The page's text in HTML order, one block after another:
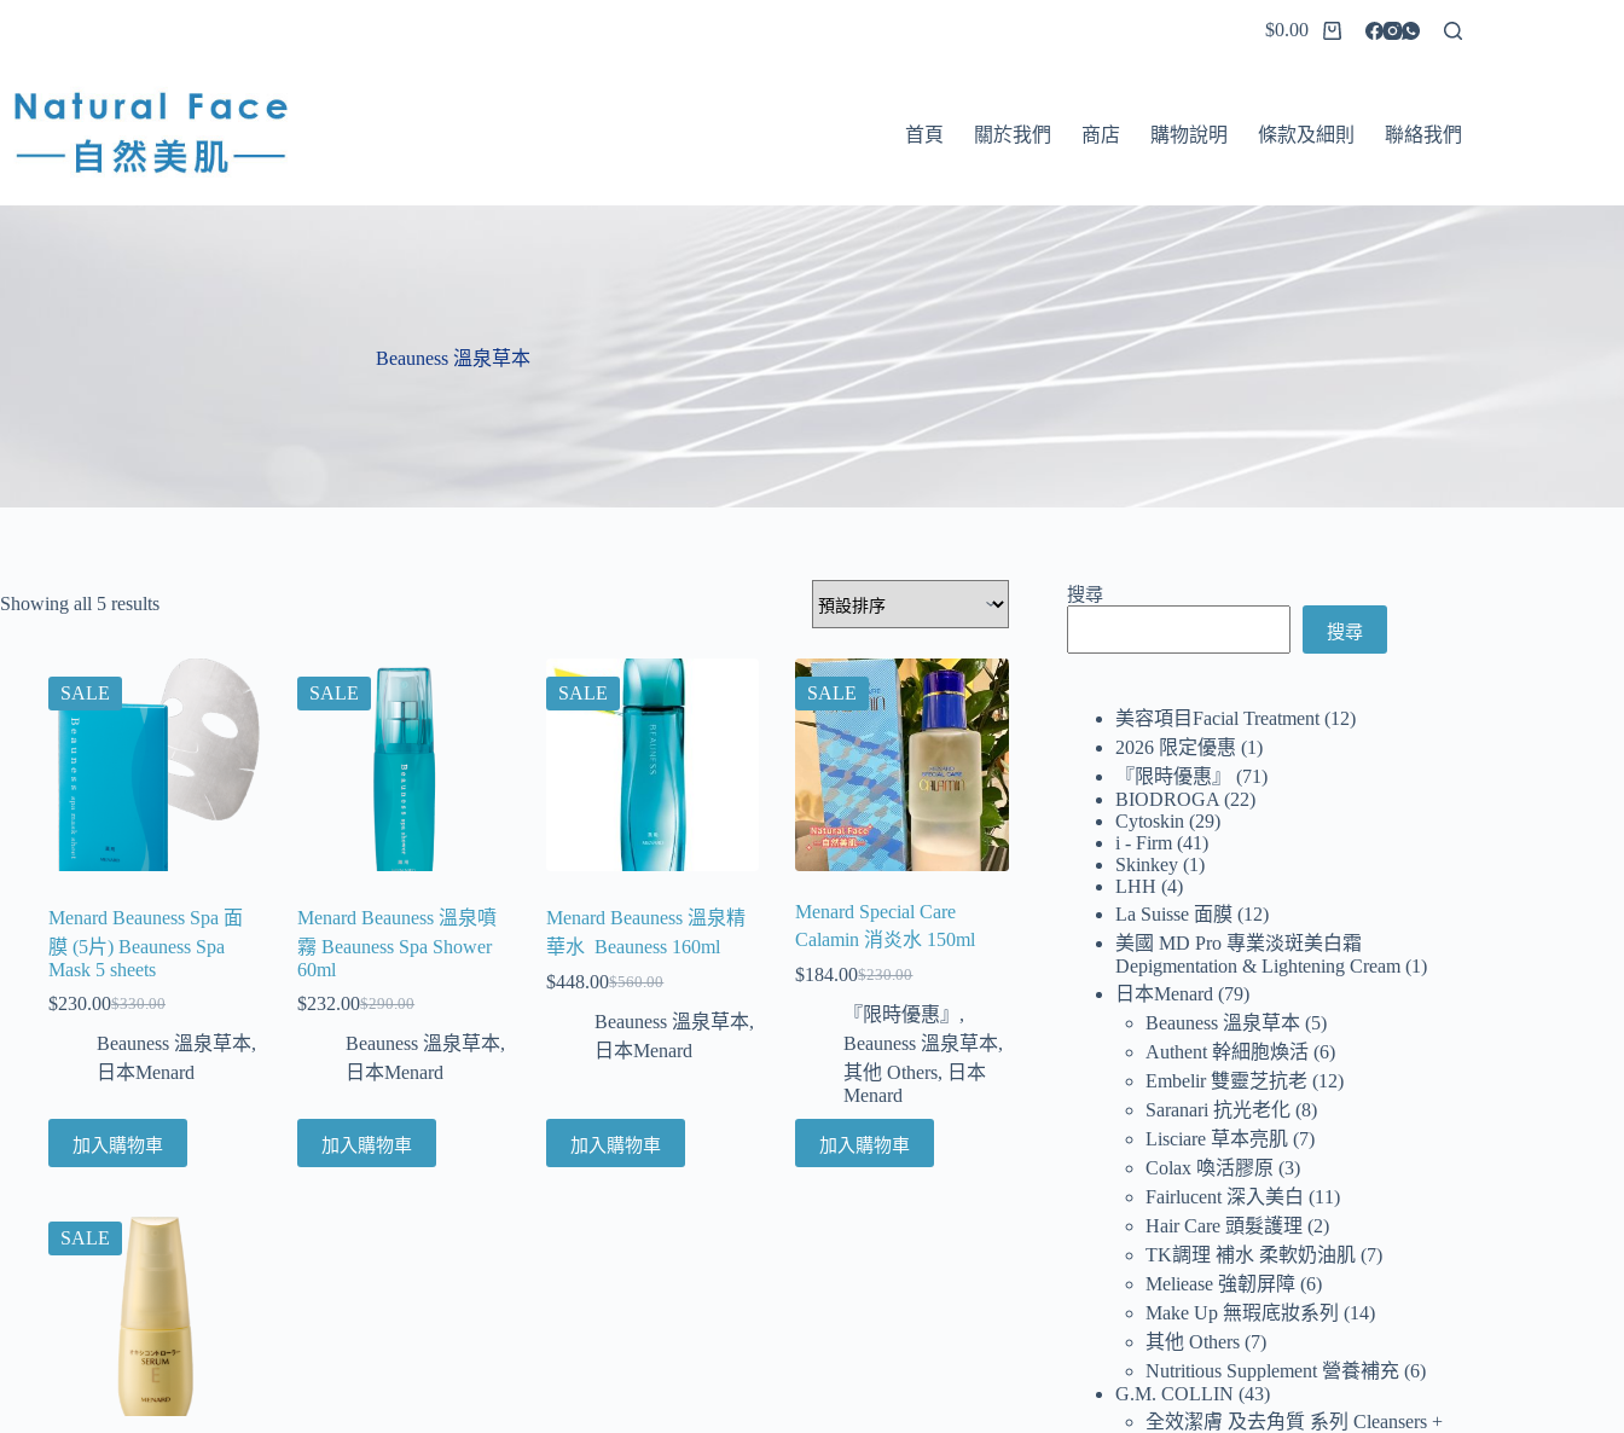
$0.00
首頁 關於我們 商店 購物說明 條款及細則 聯絡我們
Beauness 溫泉草本
Showing all 5 results
SALE
Menard Beauness Spa 面
膜 (5片) Beauness Spa
Mask 5 sheets
$330.00
$230.00
Beauness 溫泉草本,
日本Menard
加入購物車
SALE
Menard Beauness 溫泉噴
霧 Beauness Spa Shower
60ml
$290.00
$232.00
Beauness 溫泉草本,
日本Menard
加入購物車
SALE
Menard Beauness 溫泉精
華水 Beauness 160ml
$560.00
$448.00
Beauness 溫泉草本,
日本Menard
加入購物車
SALE
Menard Special Care
Calamin 消炎水 150ml
$230.00
$184.00
『限時優惠』 ,
Beauness 溫泉草本,
其他 Others, 日本
Menard
加入購物車
SALE
搜尋
搜尋
美容項目Facial Treatment 12
2026 限定優惠
1
『限時優惠』
71
BIODROGA
22
Cytoskin
29
i - Firm 41
Skinkey 1
LHH 4
La Suisse 面膜 12
美國 MD Pro 專業淡斑美白霜
Depigmentation & Lightening Cream 1
日本Menard
79
Beauness 溫泉草本 5
Authent 幹細胞煥活 6
Embelir 雙靈芝抗老 12
Saranari 抗光老化 8
Lisciare 草本亮肌 7
Colax 喚活膠原 3
Fairlucent 深入美白
11
Hair Care 頭髮護理
2
TK調理 補水 柔軟奶油肌 7
Meliease 強韌屏障 6
Make Up 無瑕底妝系列
14
其他 Others 7
Nutritious Supplement 營養補充 6
G.M. COLLIN 43
全效潔膚 及去角質 系列 Cleansers +